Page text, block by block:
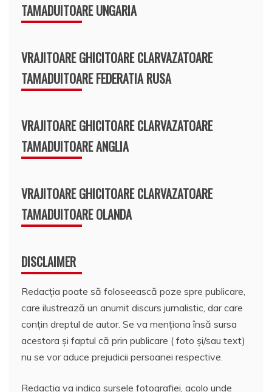
TAMADUITOARE UNGARIA
VRAJITOARE GHICITOARE CLARVAZATOARE
TAMADUITOARE FEDERATIA RUSA
VRAJITOARE GHICITOARE CLARVAZATOARE
TAMADUITOARE ANGLIA
VRAJITOARE GHICITOARE CLARVAZATOARE
TAMADUITOARE OLANDA
DISCLAIMER
Redacția poate să foloseească poze spre publicare,
care ilustrează un anumit discurs jurnalistic, dar care
conțin dreptul de autor. Se va menționa însă sursa
acestora și faptul că prin publicare ( foto și/sau text)
nu se vor aduce prejudicii persoanei respective.
Redacția va indica sursele fotografiei, acolo unde